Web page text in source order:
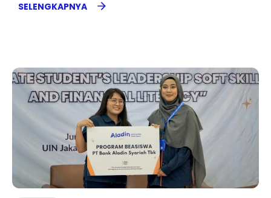
SELENGKAPNYA